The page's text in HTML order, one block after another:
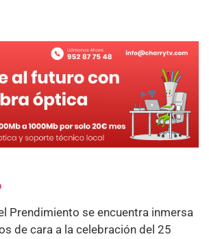
Prendimiento se encuentra inmersa
de cara a la celebración del 25